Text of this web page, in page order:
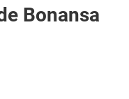
Bonansa